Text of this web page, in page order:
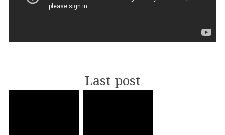
Last post